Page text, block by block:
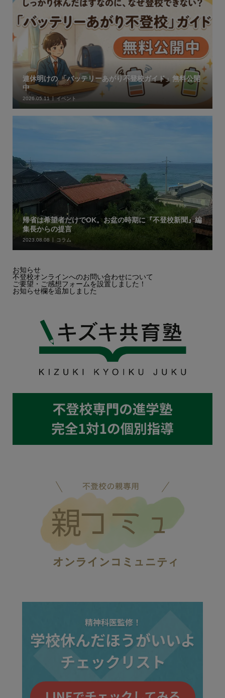
連休明けの 「バッテリーあがり不登校ガイド」無料公開
中
2026.05.11 イベント
帰省は希望者だけでOK。お盆の時期に『不登校新聞』編
集長からの提言
2023.08.08 コラム
お知らせ
不登校オンラインへのお問い合わせについて
ご要望・ご感想フォームを設置しました！
お知らせ欄を追加しました